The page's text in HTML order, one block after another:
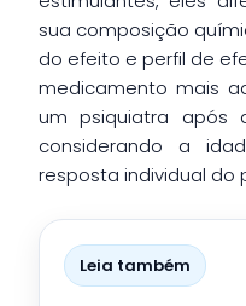
sua composição
do efeito e perfil de
medicamento mais
um psiquiatra após
considerando a
resposta individual do
Leia também